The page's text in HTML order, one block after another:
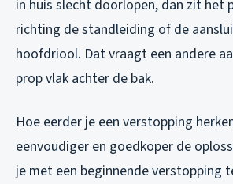
in huis slecht doorlopen, dan zit het
richting de standleiding of de
hoofdriool. Dat vraagt een andere
prop vlak achter de bak.
Hoe eerder je een verstopping
eenvoudiger en goedkoper de
je met een beginnende verstopping